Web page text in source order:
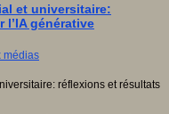
médias
et universitaire:
générative